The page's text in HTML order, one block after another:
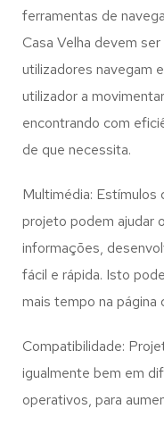
ferramentas de
Casa Velha devem
utilizadores navegam
utilizador a
encontrando com
de que necessita.
Multimédia: Estímulos
projeto podem ajudar
informações,
fácil e rápida. Isto
mais tempo na página
Compatibilidade:
igualmente bem em
operativos, para